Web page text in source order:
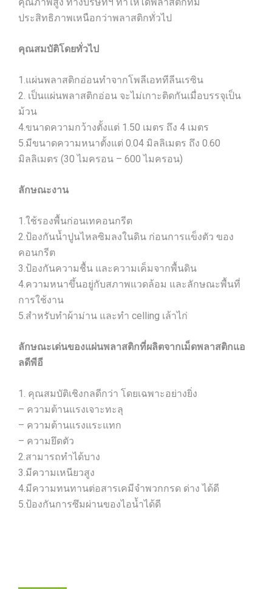
ประสิทธิภาพเหนือกว่าพลาสติกทั่วไป
คุณสมบัติโดยทั่วไป
1.แผ่นพลาสติกอ่อนทำจากโพลีเอททีลีนเรซิน
2. เป็นแผ่นพลาสติกอ่อน จะไม่เกาะติดกันเมื่อบรรจุเป็น
ม้วน
4.ขนาดความกว้างตั้งแต่ 1.50 เมตร ถึง 4 เมตร
5.มีขนาดความหนาตั้งแต่ 0.04 มิลลิเมตร ถึง 0.60
มิลลิเมตร (30 ไมครอน – 600 ไมครอน)
ลักษณะงาน
1.ใช้รองพื้นก่อนเทคอนกรีต
2.ป้องกันน้ำปูนไหลซิมลงในดิน ก่อนการแข็งตัว ของ
คอนกรีต
3.ป้องกันความชื้น และความเค็มจากพื้นดิน
4.ความหนาขึ้นอยู่กับสภาพแวดล้อม และลักษณะพื้นที่
การใช้งาน
5.สำหรับทำผ้าม่าน และทำ celling เล้าไก่
ลักษณะเด่นของแผ่นพลาสติกที่ผลิตจากเม็ดพลาสติกแอ
ลดีพีอี
1. คุณสมบัติเชิงกลดีกว่า โดยเฉพาะอย่างยิ่ง
– ความต้านแรงเจาะทะลุ
– ความต้านแรงแระแทก
– ความยึดตัว
2.สามารถทำได้บาง
3.มีความเหนียวสูง
4.มีความทนทานต่อสารเคมีจำพวกกรด ด่าง ได้ดี
5.ป้องกันการซึมผ่านของไอน้ำได้ดี